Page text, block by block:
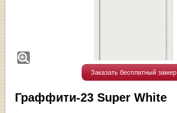
Заказать бесплатный замер
Граффити-23 Super White